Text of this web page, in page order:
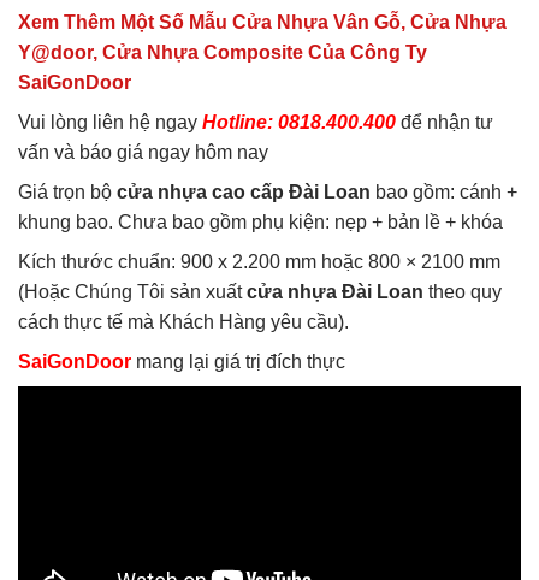
Xem Thêm Một Số Mẫu Cửa Nhựa Vân Gỗ, Cửa Nhựa
Y@door, Cửa Nhựa Composite Của Công Ty
SaiGonDoor
Vui lòng liên hệ ngay Hotline: 0818.400.400 để nhận tư
vấn và báo giá ngay hôm nay
Giá trọn bộ cửa nhựa cao cấp Đài Loan bao gồm: cánh +
khung bao. Chưa bao gồm phụ kiện: nẹp + bản lề + khóa
Kích thước chuẩn: 900 x 2.200 mm hoặc 800 × 2100 mm
(Hoặc Chúng Tôi sản xuấtcửa nhựa Đài Loan theo quy
cách thực tế mà Khách Hàng yêu cầu).
SaiGonDoor mang lại giá trị đích thực